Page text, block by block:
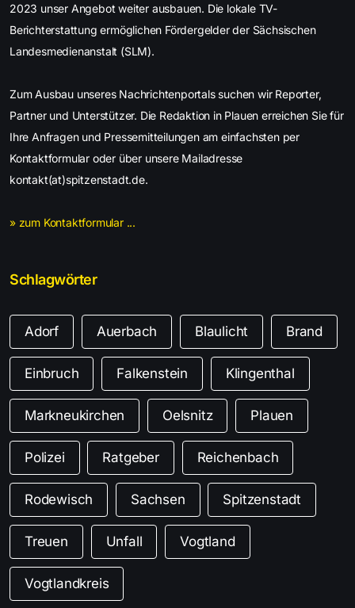
2023 unser Angebot weiter ausbauen. Die lokale TV-
Berichterstattung ermöglichen Fördergelder der Sächsischen
Landesmedienanstalt (SLM).
Zum Ausbau unseres Nachrichtenportals suchen wir Reporter,
Partner und Unterstützer. Die Redaktion in Plauen erreichen Sie für
Ihre Anfragen und Pressemitteilungen am einfachsten per
Kontaktformular oder über unsere Mailadresse
kontakt(at)spitzenstadt.de.
» zum Kontaktformular ...
Schlagwörter
Adorf Auerbach Blaulicht Brand
Einbruch Falkenstein Klingenthal
Markneukirchen Oelsnitz Plauen
Polizei Ratgeber Reichenbach
Rodewisch Sachsen Spitzenstadt
Treuen Unfall Vogtland
Vogtlandkreis